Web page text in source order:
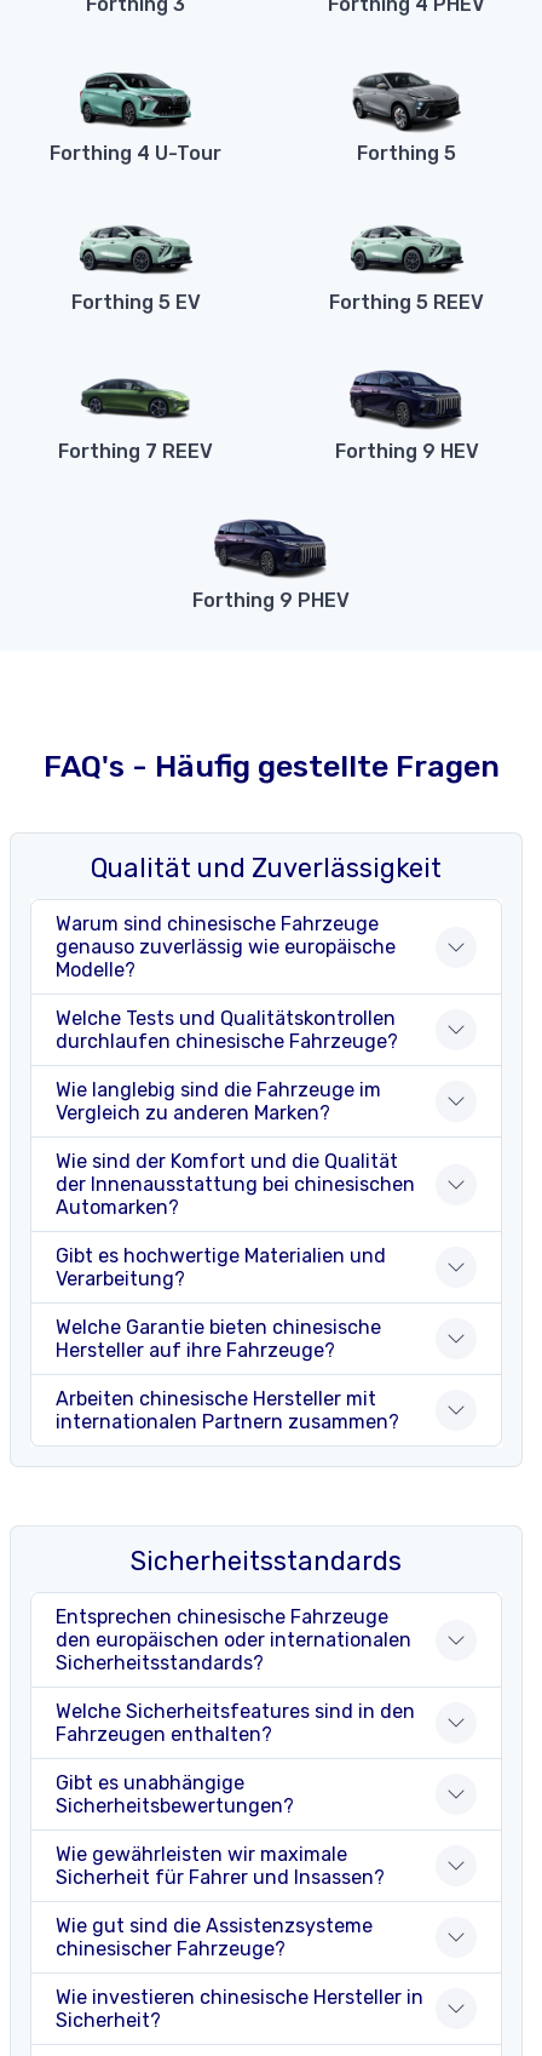
Forthing 4 U-Tour Forthing 5
Forthing 5 EV Forthing 5 REEV
Forthing 7 REEV Forthing 9 HEV
Forthing 9 PHEV
FAQ's - Häufig gestellte Fragen
Qualität und Zuverlässigkeit
Warum sind chinesische Fahrzeuge
genauso zuverlässig wie europäische
Modelle?
Welche Tests und Qualitätskontrollen
durchlaufen chinesische Fahrzeuge?
Wie langlebig sind die Fahrzeuge im
Vergleich zu anderen Marken?
Wie sind der Komfort und die Qualität
der Innenausstattung bei chinesischen
Automarken?
Gibt es hochwertige Materialien und
Verarbeitung?
Welche Garantie bieten chinesische
Hersteller auf ihre Fahrzeuge?
Arbeiten chinesische Hersteller mit
internationalen Partnern zusammen?
Sicherheitsstandards
Entsprechen chinesische Fahrzeuge
den europäischen oder internationalen
Sicherheitsstandards?
Welche Sicherheitsfeatures sind in den
Fahrzeugen enthalten?
Gibt es unabhängige
Sicherheitsbewertungen?
Wie gewährleisten wir maximale
Sicherheit für Fahrer und Insassen?
Wie gut sind die Assistenzsysteme
chinesischer Fahrzeuge?
Wie investieren chinesische Hersteller in
Sicherheit?